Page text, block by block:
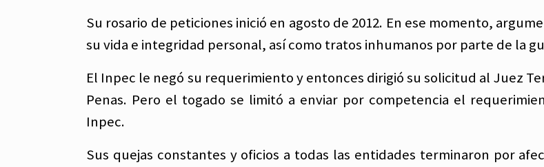
Su rosario de peticiones inició en agosto de 2012. En ese momento,
su vida e integridad personal, así como tratos inhumanos por parte de la
El Inpec le negó su requerimiento y entonces dirigió su solicitud al Juez
Penas. Pero el togado se limitó a enviar por competencia el
Inpec.
Sus quejas constantes y oficios a todas las entidades terminaron por